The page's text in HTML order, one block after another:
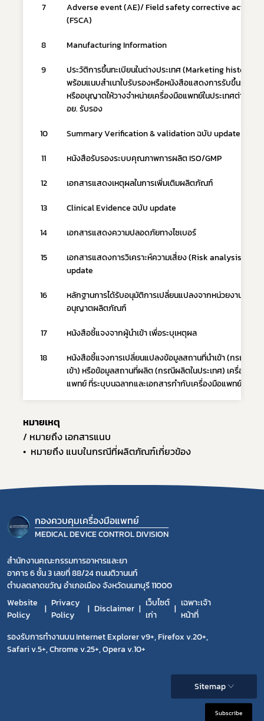
7
Adverse event (AE)/ Field safety corrective action
(FSCA)
8
Manufacturing Information
9
ประวัติการขึ้นทะเบียนในต่างประเทศ (Marketing history)
พร้อมแนบสำเนาใบรับรองหรือหนังสือแสดงการรับขึ้นทะเบีย
หรืออนุญาตให้วางจำหน่ายเครื่องมือแพทย์ในประเทศต่างๆ ที่
อย. รับรอง
10
Summary Verification & validation ฉบับ update
11
หนังสือรับรองระบบคุณภาพการผลิต ISO/GMP
12
เอกสารแสดงเหตุผลในการเพิ่มเติมผลิตภัณฑ์
13
Clinical Evidence ฉบับ update
14
เอกสารแสดงความปลอดภัยทางไซเบอร์
15
เอกสารแสดงการวิเคราะห์ความเสี่ยง (Risk analysis) ฉบับ
update
16
หลักฐานการได้รับอนุมัติการเปลี่ยนแปลงจากหน่วยงานที่
อนุญาตผลิตภัณฑ์
17
หนังสือชี้แจงจากผู้นำเข้า เพื่อระบุเหตุผล
18
หนังสือชี้แจงการเปลี่ยนแปลงข้อมูลสถานที่นำเข้า (กรณีนำ
เข้า) หรือข้อมูลสถานที่ผลิต (กรณีผลิตในประเทศ) เครื่องมือ
แพทย์ ที่ระบุบนฉลากและเอกสารกำกับเครื่องมือแพทย์
หมายเหตุ
/ หมายถึง เอกสารแนบ
•  หมายถึง แนบในกรณีที่ผลิตภัณฑ์เกี่ยวข้อง
กองควบคุมเครื่องมือแพทย์
MEDICAL DEVICE CONTROL DIVISION
สำนักงานคณะกรรมการอาหารและยา
อาคาร 6 ชั้น 3 เลขที่ 88/24 ถนนติวานนท์
ตำบลตลาดขวัญ อำเภอเมือง จังหวัดนนทบุรี 11000
Website
Policy
Privacy
Policy
Disclaimer
เว็บไซต์
เก่า
เฉพาะเจ้า
หน้าที่
รองรับการทำงานบน Internet Explorer v9+, Firefox v.20+,
Safari v.5+, Chrome v.25+, Opera v.10+
Sitemap
Subscribe